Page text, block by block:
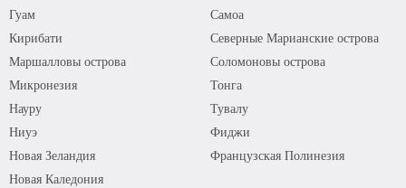
Гуам
Кирибати
Маршалловы острова
Микронезия
Науру
Ниуэ
Новая Зеландия
Новая Каледония
Самоа
Северные Марианские острова
Соломоновы острова
Тонга
Тувалу
Фиджи
Французская Полинезия